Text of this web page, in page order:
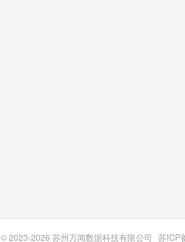
© 2023-2026 苏州万闻数据科技有限公司 苏ICP